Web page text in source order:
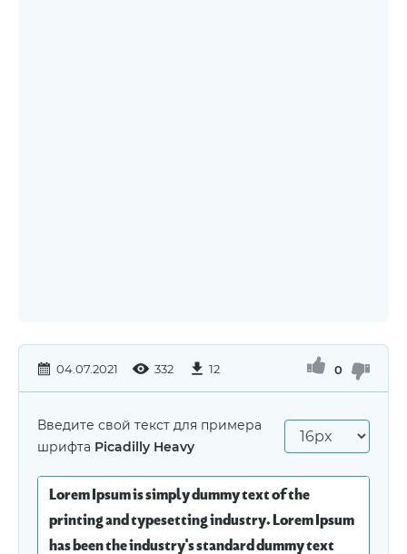
04.07.2021 332 12 0
Введите свой текст для примера
шрифта Picadilly Heavy